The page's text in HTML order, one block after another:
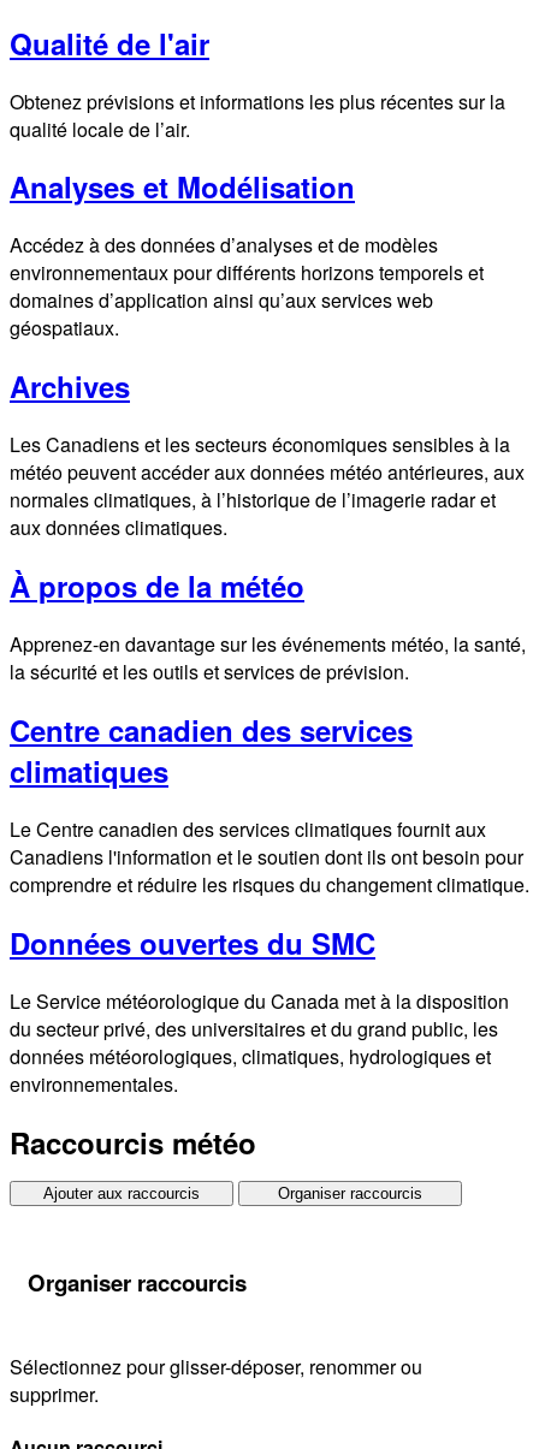
Qualité de l'air
Obtenez prévisions et informations les plus récentes sur la
qualité locale de l’air.
Analyses et Modélisation
Accédez à des données d’analyses et de modèles
environnementaux pour différents horizons temporels et
domaines d’application ainsi qu’aux services web
géospatiaux.
Archives
Les Canadiens et les secteurs économiques sensibles à la
météo peuvent accéder aux données météo antérieures, aux
normales climatiques, à l’historique de l’imagerie radar et
aux données climatiques.
À propos de la météo
Apprenez-en davantage sur les événements météo, la santé,
la sécurité et les outils et services de prévision.
Centre canadien des services
climatiques
Le Centre canadien des services climatiques fournit aux
Canadiens l'information et le soutien dont ils ont besoin pour
comprendre et réduire les risques du changement climatique.
Données ouvertes du SMC
Le Service météorologique du Canada met à la disposition
du secteur privé, des universitaires et du grand public, les
données météorologiques, climatiques, hydrologiques et
environnementales.
Raccourcis météo
Ajouter aux raccourcis Organiser raccourcis
Organiser raccourcis
Sélectionnez pour glisser-déposer, renommer ou
supprimer.